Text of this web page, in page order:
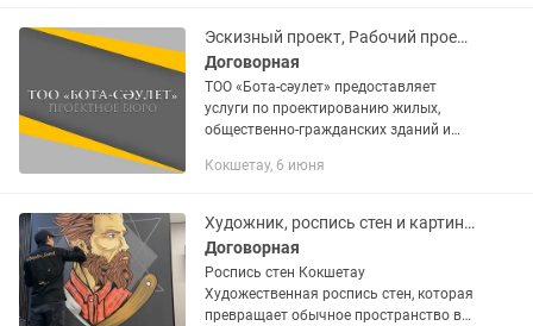
Эскизный проект, Рабочий проект, ПСД, Технический проект, Перепланировка.
Договорная
ТОО «Бота-сәулет» предоставляет
услуги по проектированию жилых,
общественно-гражданских зданий и
проект (ИЖС, многоэтажные жилые
Кокшетау, 6 июня
Художник, роспись стен и картин для интерьера
Договорная
Роспись стен Кокшетау
Художественная роспись стен, которая
превращает обычное пространство в